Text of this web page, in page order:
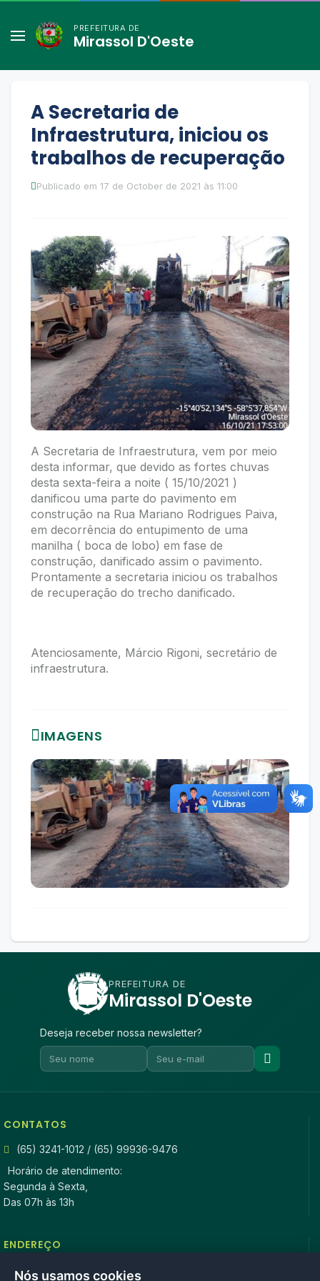
PREFEITURA DE
Mirassol D'Oeste
A Secretaria de
Infraestrutura, iniciou os
trabalhos de recuperação
Publicado em 17 de October de 2021 às 11:00
A Secretaria de Infraestrutura, vem por meio
desta informar, que devido as fortes chuvas
desta sexta-feira a noite ( 15/10/2021 )
danificou uma parte do pavimento em
construção na Rua Mariano Rodrigues Paiva,
em decorrência do entupimento de uma
manilha ( boca de lobo) em fase de
construção, danificado assim o pavimento.
Prontamente a secretaria iniciou os trabalhos
de recuperação do trecho danificado.
Atenciosamente, Márcio Rigoni, secretário de
infraestrutura.
IMAGENS
PREFEITURA DE
Mirassol D'Oeste
Deseja receber nossa newsletter?
CONTATOS
(65) 3241-1012 / (65) 99936-9476
Horário de atendimento:
Segunda à Sexta,
Das 07h às 13h
ENDEREÇO
Rua Antonio Tavares, n° 3310, Centro CEP: 78.280-000 -
Nós usamos cookies